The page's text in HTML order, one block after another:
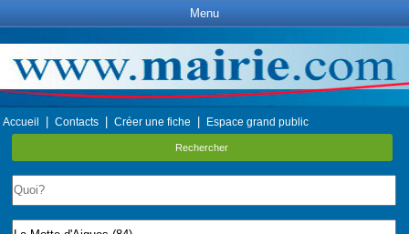
Menu
Accueil Contacts Créer une fiche Espace grand public
Rechercher